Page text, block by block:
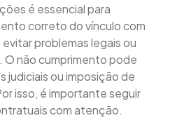
é essencial para
correto do vínculo com
problemas legais ou
não cumprimento pode
judiciais ou imposição de
isso, é importante seguir
com atenção.